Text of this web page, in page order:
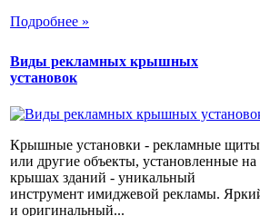
Подробнее »
Виды рекламных крышных
установок
Крышные установки - рекламные щиты
или другие объекты, установленные на
крышах зданий - уникальный
инструмент имиджевой рекламы.
и оригинальный...